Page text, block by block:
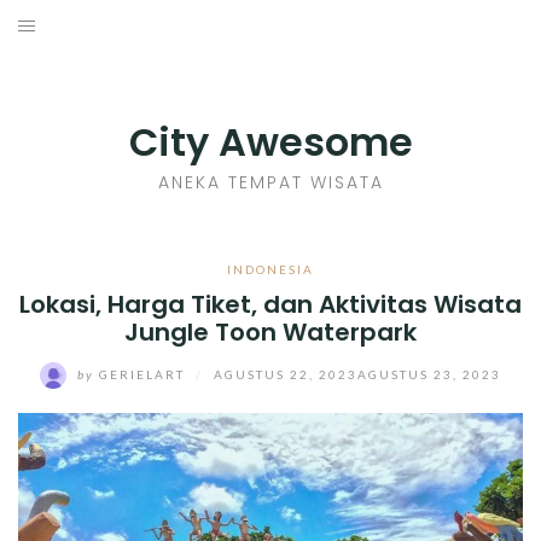
Skip
City Awesome
ANEKA TEMPAT WISATA
INDONESIA
Lokasi, Harga Tiket, dan Aktivitas Wisata
Jungle Toon Waterpark
by GERIELART AGUSTUS 22, 2023 AGUSTUS 23, 2023
SENI KERAJINAN
INFO GAMES
MOVIES REVIEW